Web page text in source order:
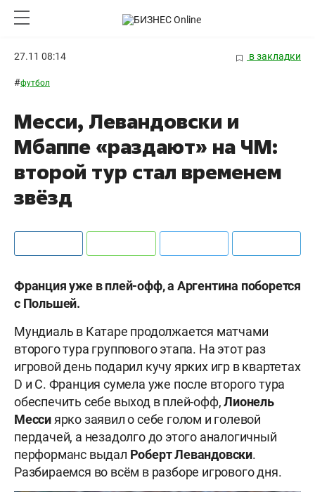
27.11 08:14 в закладки
#футбол
Месси, Левандовски и
Мбаппе «раздают» на ЧМ:
второй тур стал временем
звёзд
Франция уже в плей-офф, а Аргентина поборется
с Польшей.
Мундиаль в Катаре продолжается матчами
второго тура группового этапа. На этот раз
игровой день подарил кучу ярких игр в квартетах
D и C. Франция сумела уже после второго тура
обеспечить себе выход в плей-офф,Лионель
Мессиярко заявил о себе голом и голевой
пердачей, а незадолго до этого аналогичный
перформанс выдал Роберт Левандовски.
Разбираемся во всём в разборе игрового дня.